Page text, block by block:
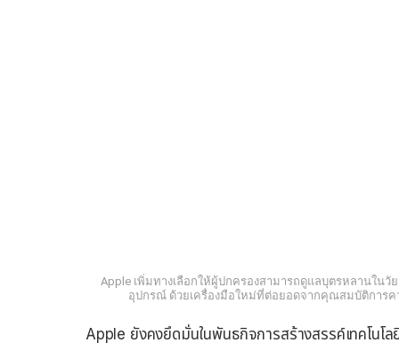
Apple เพิ่มทางเลือกให้ผู้ปกครองสามารถดูแลบุตรหลานใน
อุปกรณ์ ด้วยเครื่องมือใหม่ที่ต่อยอดจากคุณสมบัติการ
Apple ยังคงยึดมั่นในพันธกิจการสร้างสรรค์เทคโนโ